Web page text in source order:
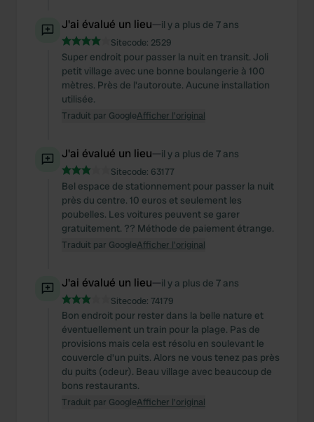
J'ai évalué un lieu—il y a plus de 7 ans
Sitecode: 2529
Super endroit pour passer la nuit en transit. Joli
petit village avec une bonne boulangerie à 100
mètres. Près de l'autoroute. Aucune installation
utilisée.
Traduit par GoogleAfficher l'original
J'ai évalué un lieu—il y a plus de 7 ans
Sitecode: 63177
Bel espace de stationnement pour passer la nuit
près du centre. 10 euros et seulement les
poubelles. Les voitures peuvent se garer
gratuitement. ?? Méthode de paiement étrange.
Traduit par GoogleAfficher l'original
J'ai évalué un lieu—il y a plus de 7 ans
Sitecode: 74179
Bon endroit pour rester dans la belle nature et
éventuellement un train pour la plage. Pas de
provisions mais cela est résolu en soulevant le
couvercle d'un puits. Alors ne vous tenez pas près
du puits (odeur). Beau village avec beaucoup de
bons restaurants.
Traduit par GoogleAfficher l'original